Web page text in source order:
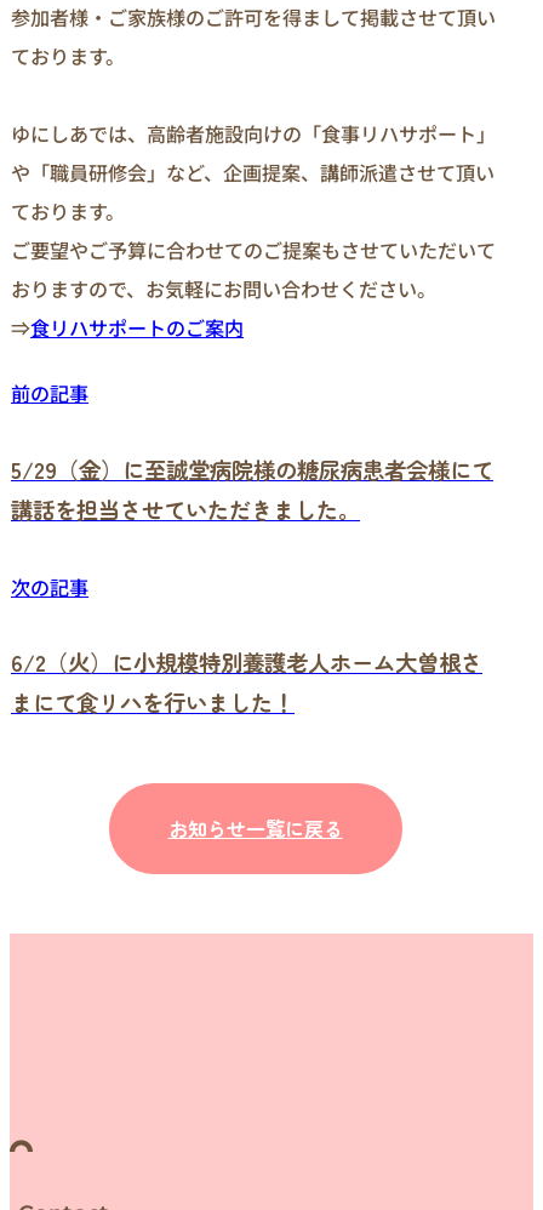
参加者様・ご家族様のご許可を得まして掲載させて頂い
ております。
ゆにしあでは、高齢者施設向けの「食事リハサポート」
や「職員研修会」など、企画提案、講師派遣させて頂い
ております。
ご要望やご予算に合わせてのご提案もさせていただいて
おりますので、お気軽にお問い合わせください。
⇒食リハサポートのご案内
前の記事
5/29（金）に至誠堂病院様の糖尿病患者会様にて
講話を担当させていただきました。
次の記事
6/2（火）に小規模特別養護老人ホーム大曽根さ
まにて食リハを行いました！
お知らせ一覧に戻る